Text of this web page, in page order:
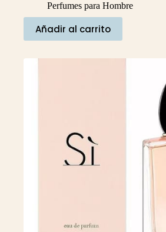
Perfumes para Hombre
Añadir al carrito